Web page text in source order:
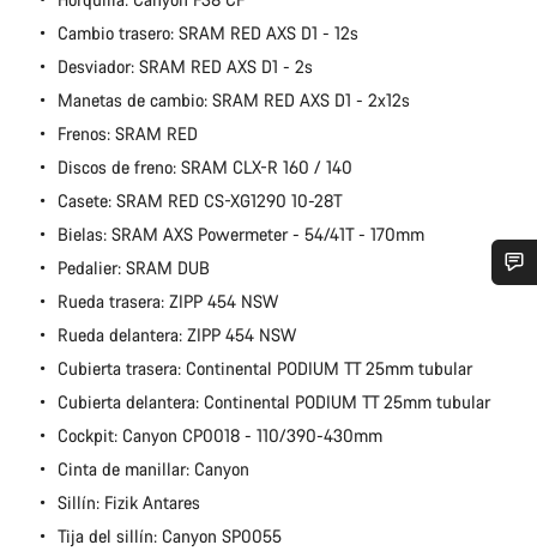
Cambio trasero: SRAM RED AXS D1 - 12s
Desviador: SRAM RED AXS D1 - 2s
Manetas de cambio: SRAM RED AXS D1 - 2x12s
Frenos: SRAM RED
Discos de freno: SRAM CLX-R 160 / 140
Casete: SRAM RED CS-XG1290 10-28T
Bielas: SRAM AXS Powermeter - 54/41T - 170mm
Pedalier: SRAM DUB
Rueda trasera: ZIPP 454 NSW
Rueda delantera: ZIPP 454 NSW
Cubierta trasera: Continental PODIUM TT 25mm tubular
Cubierta delantera: Continental PODIUM TT 25mm tubular
Cockpit: Canyon CP0018 - 110/390-430mm
Cinta de manillar: Canyon
Sillín: Fizik Antares
Tija del sillín: Canyon SP0055
¿Necesitas ayuda?
Nuestros expertos estarán encantados de responder a tus
preguntas.
Cerrar